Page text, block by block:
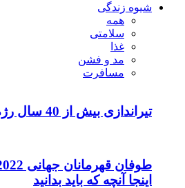
شیوه زندگی
همه
سلامتی
غذا
مد و فشن
مسافرت
تیراندازی بیش از 40 سال رژه هالووین نیویورک
اینجا آنچه که باید بدانید